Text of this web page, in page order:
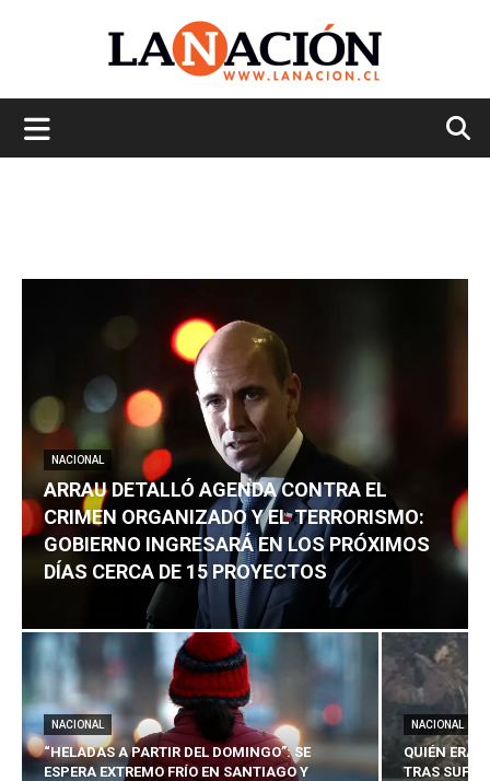
NACIONAL
ARRAU DETALLÓ AGENDA CONTRA EL
CRIMEN ORGANIZADO Y EL TERRORISMO:
GOBIERNO INGRESARÁ EN LOS PRÓXIMOS
DÍAS CERCA DE 15 PROYECTOS
NACIONAL
“HELADAS A PARTIR DEL DOMINGO”: SE
ESPERA EXTREMO FRÍO EN SANTIAGO Y
NACIONAL
QUIÉN ERA
TRAS